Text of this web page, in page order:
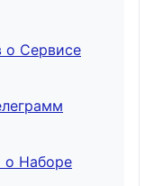
о Сервисе
о Наборе